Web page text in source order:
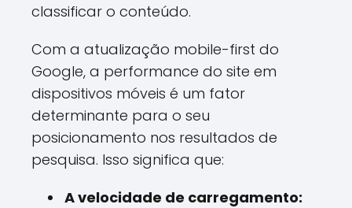
classificar o conteúdo.
Com a atualização mobile-first do
Google, a performance do site em
dispositivos móveis é um fator
determinante para o seu
posicionamento nos resultados de
pesquisa. Isso significa que:
A velocidade de carregamento: